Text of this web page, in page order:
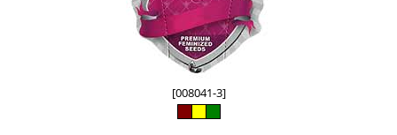
[008041-3]